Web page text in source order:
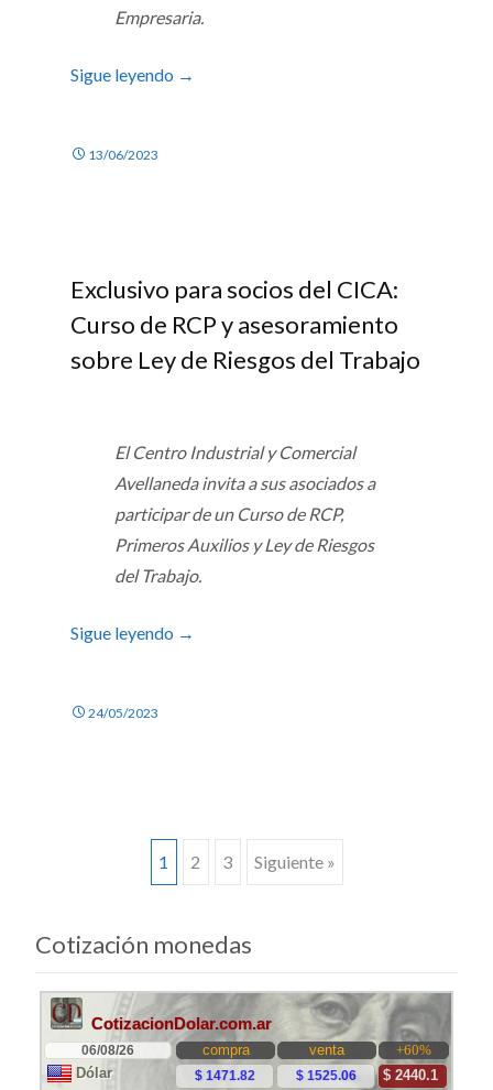
Empresaria.
Sigue leyendo →
13/06/2023
Exclusivo para socios del CICA:
Curso de RCP y asesoramiento
sobre Ley de Riesgos del Trabajo
El Centro Industrial y Comercial
Avellaneda invita a sus asociados a
participar de un Curso de RCP,
Primeros Auxilios y Ley de Riesgos
del Trabajo.
Sigue leyendo →
24/05/2023
a
las
entradas
1 2 3 Siguiente »
Cotización monedas